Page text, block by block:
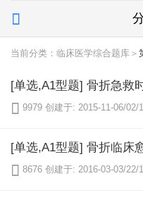

当前分类：临床医学综合题库＞
[单选,A1型题] 骨折急救
 9979 创建于: 2015-11-06/02/
[单选,A1型题] 骨折临床
 8676 创建于: 2016-03-03/22/